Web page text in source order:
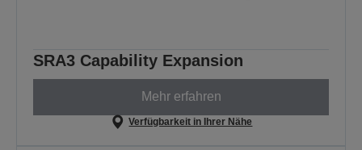
SRA3 Capability Expansion
Mehr erfahren
Verfügbarkeit in Ihrer Nähe